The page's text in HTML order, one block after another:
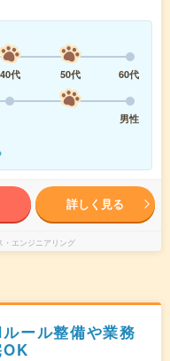
40代 50代
60代
男性
詳しく見る
・エンジニアリング
ール整備や業務